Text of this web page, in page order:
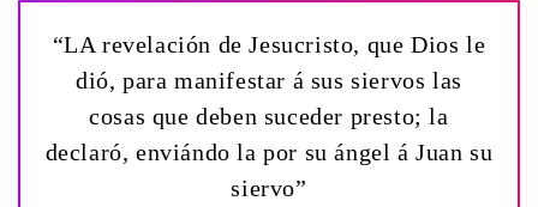
“LA revelación de Jesucristo, que Dios le
dió, para manifestar á sus siervos las
cosas que deben suceder presto; la
declaró, enviándo la por su ángel á Juan su
siervo”